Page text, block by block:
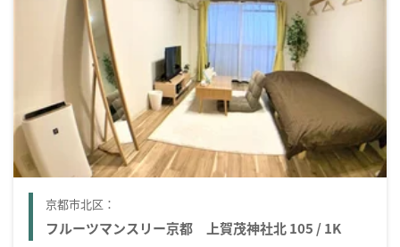
京都市北区：
フルーツマンスリー京都 上賀茂神社北 105 / 1K